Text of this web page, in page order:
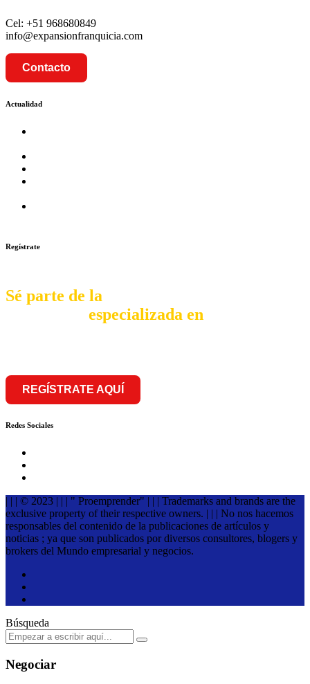
Cel: +51 968680849
info@expansionfranquicia.com
Contacto
Actualidad
Regístrate
Sé parte de la
especializada en
REGÍSTRATE AQUÍ
Redes Sociales
| | | © 2023 | | | " Proemprender" | | | Trademarks and brands are the
exclusive property of their respective owners. | | | No nos hacemos
responsables del contenido de la publicaciones de artículos y
noticias ; ya que son publicados por diversos consultores, blogers y
brokers del Mundo empresarial y negocios.
Búsqueda
Negociar